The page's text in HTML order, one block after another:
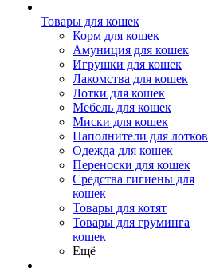
Товары для кошек
Корм для кошек
Амуниция для кошек
Игрушки для кошек
Лакомства для кошек
Лотки для кошек
Мебель для кошек
Миски для кошек
Наполнители для лотков
Одежда для кошек
Переноски для кошек
Средства гигиены для
кошек
Товары для котят
Товары для груминга
кошек
Ещё